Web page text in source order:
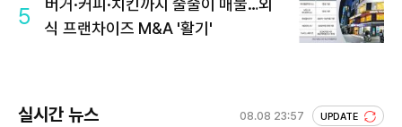
5
버거·커피·치킨까지 줄줄이 매물…외
식 프랜차이즈 M&A '활기'
실시간 뉴스 08.08 23:57 UPDATE